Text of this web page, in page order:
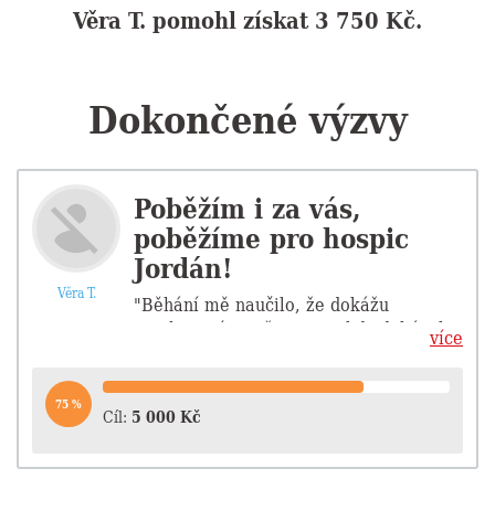
Věra T. pomohl získat3 750 Kč.
Dokončené výzvy
Věra T.
Poběžím i za vás,
poběžíme pro hospic
Jordán!
"Běhání mě naučilo, že dokážu
mnohem víc, než jsem si, kdy dokázala
...
více
75 % Cíl: 5 000 Kč